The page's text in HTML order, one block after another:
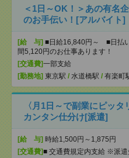
＜1日～OK！＞あの有名
のお手伝い！[アルバイト]
[給 与] ■日給16,840円～ ■日払
間5,120円のお仕事あります！
[交通費]一部支給
[勤務地] 東京駅 / 水道橋駅 / 有楽町
〈月1日～で副業にピッ
カンタン仕分け[派遣]
[給 与] 時給1,500円～1,875円
[交通費]■ 交通費規定内支給 ※派遣